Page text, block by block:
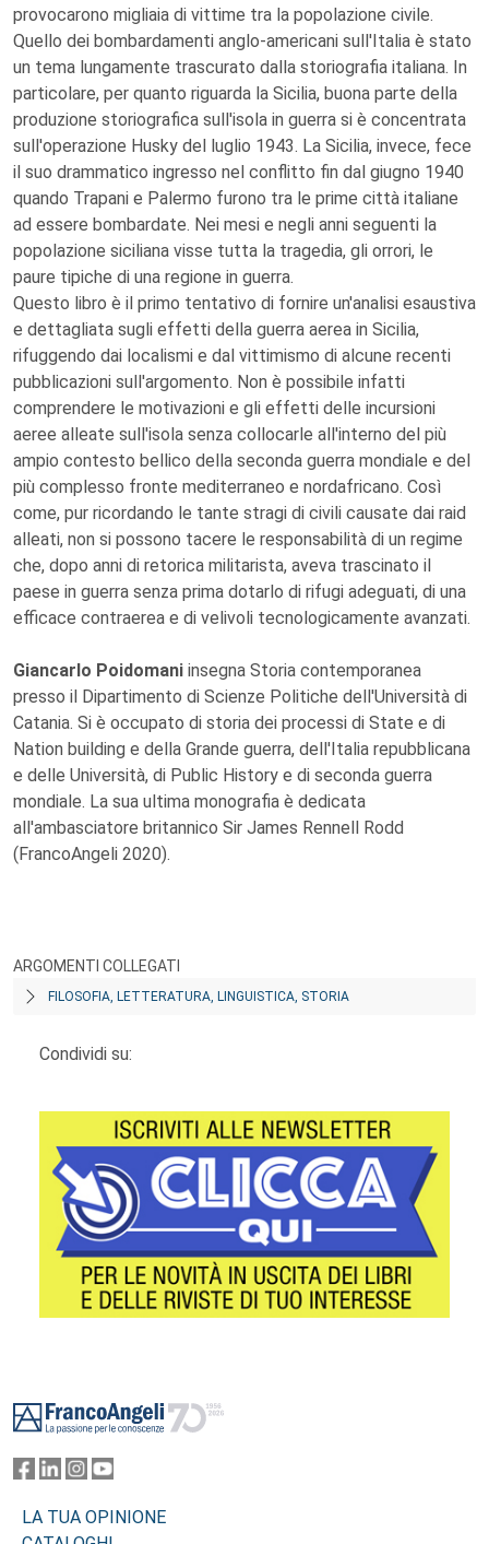
provocarono migliaia di vittime tra la popolazione civile.
Quello dei bombardamenti anglo-americani sull'Italia è stato
un tema lungamente trascurato dalla storiografia italiana. In
particolare, per quanto riguarda la Sicilia, buona parte della
produzione storiografica sull'isola in guerra si è concentrata
sull'operazione Husky del luglio 1943. La Sicilia, invece, fece
il suo drammatico ingresso nel conflitto fin dal giugno 1940
quando Trapani e Palermo furono tra le prime città italiane
ad essere bombardate. Nei mesi e negli anni seguenti la
popolazione siciliana visse tutta la tragedia, gli orrori, le
paure tipiche di una regione in guerra.
Questo libro è il primo tentativo di fornire un'analisi esaustiva
e dettagliata sugli effetti della guerra aerea in Sicilia,
rifuggendo dai localismi e dal vittimismo di alcune recenti
pubblicazioni sull'argomento. Non è possibile infatti
comprendere le motivazioni e gli effetti delle incursioni
aeree alleate sull'isola senza collocarle all'interno del più
ampio contesto bellico della seconda guerra mondiale e del
più complesso fronte mediterraneo e nordafricano. Così
come, pur ricordando le tante stragi di civili causate dai raid
alleati, non si possono tacere le responsabilità di un regime
che, dopo anni di retorica militarista, aveva trascinato il
paese in guerra senza prima dotarlo di rifugi adeguati, di una
efficace contraerea e di velivoli tecnologicamente avanzati.
Giancarlo Poidomani insegna Storia contemporanea
presso il Dipartimento di Scienze Politiche dell'Università di
Catania. Si è occupato di storia dei processi di State e di
Nation building e della Grande guerra, dell'Italia repubblicana
e delle Università, di Public History e di seconda guerra
mondiale. La sua ultima monografia è dedicata
all'ambasciatore britannico Sir James Rennell Rodd
(FrancoAngeli 2020).
ARGOMENTI COLLEGATI
FILOSOFIA, LETTERATURA, LINGUISTICA, STORIA
Condividi su:
LA TUA OPINIONE